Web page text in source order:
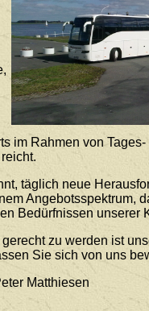
im Rahmen von Tages-
täglich neue
Angebotsspektrum,
Bedürfnissen unserer
gerecht zu werden ist
Sie sich von uns
Matthiesen